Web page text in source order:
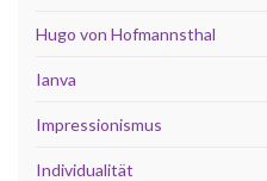
Hugo von Hofmannsthal
Ianva
Impressionismus
Individualität